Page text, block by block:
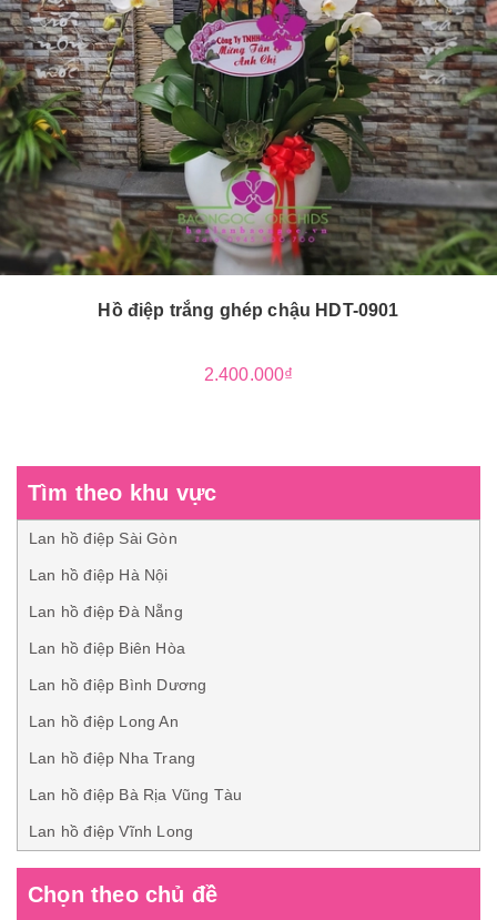
Hồ điệp trắng ghép chậu HDT-0901
2.400.000₫
Tìm theo khu vực
Lan hồ điệp Sài Gòn
Lan hồ điệp Hà Nội
Lan hồ điệp Đà Nẵng
Lan hồ điệp Biên Hòa
Lan hồ điệp Bình Dương
Lan hồ điệp Long An
Lan hồ điệp Nha Trang
Lan hồ điệp Bà Rịa Vũng Tàu
Lan hồ điệp Vĩnh Long
Chọn theo chủ đề